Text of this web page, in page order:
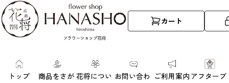
カート
トップ
商品をさが 花将につい お問い合わ ご利用案内 アフターブ